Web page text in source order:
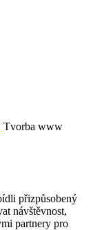
| Tvorba www
přizpůsobený
návštěvnost,
partnery pro